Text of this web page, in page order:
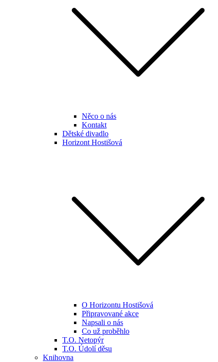
Něco o nás
Kontakt
Dětské divadlo
Horizont Hostišová
O Horizontu Hostišová
Připravované akce
Napsali o nás
Co už proběhlo
T.O. Netopýr
T.O. Údolí děsu
Knihovna